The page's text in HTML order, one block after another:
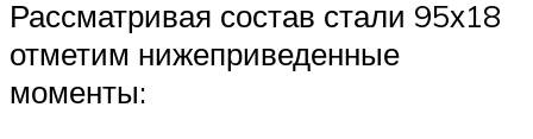
Рассматривая состав стали 95х18
отметим нижеприведенные
моменты: